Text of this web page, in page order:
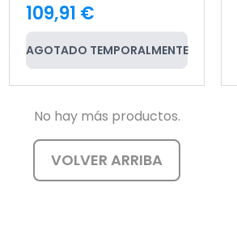
Precio
109,91 €
AGOTADO TEMPORALMENTE
No hay más productos.
VOLVER ARRIBA